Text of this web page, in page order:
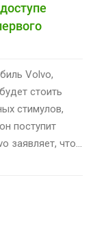
Volvo,
стоить
стимулов,
поступит
заявляет, что…